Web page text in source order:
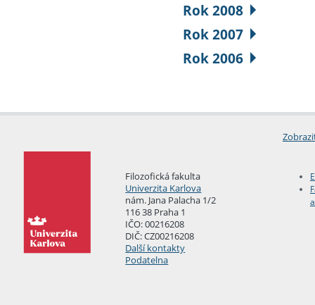
Rok 2008
Rok 2007
Rok 2006
Filozofická fakulta
Univerzita Karlova
nám. Jana Palacha 1/2
116 38 Praha 1
IČO: 00216208
DIČ: CZ00216208
Další kontakty
Podatelna